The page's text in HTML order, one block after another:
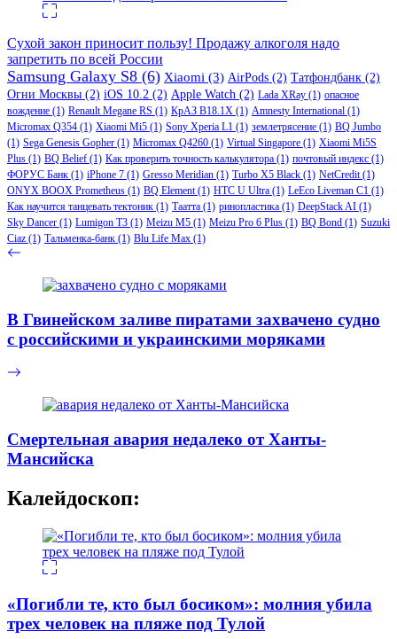
Сухой закон приносит пользу! Продажу алкоголя надо
запретить по всей России
Samsung Galaxy S8 (6) Xiaomi (3) AirPods (2) Татфондбанк (2)
Огни Москвы (2) iOS 10.2 (2) Apple Watch (2) Lada XRay (1) опасное
вождение (1) Renault Megane RS (1) КрАЗ В18.1Х (1) Amnesty International (1)
Micromax Q354 (1) Xiaomi Mi5 (1) Sony Xperia L1 (1) землетрясение (1) BQ Jumbo
(1) Sega Genesis Gopher (1) Micromax Q4260 (1) Virtual Singapore (1) Xiaomi Mi5S
Plus (1) BQ Belief (1) Как проверить точность калькулятора (1) почтовый индекс (1)
ФОРУС Банк (1) iPhone 7 (1) Gresso Meridian (1) Turbo X5 Black (1) NetCredit(1)
ONYX BOOX Prometheus (1) BQ Element(1) HTC U Ultra (1) LeEco Liveman C1 (1)
Как научится танцевать тектоник (1) Таатта (1) ринопластика (1) DeepStack AI (1)
Sky Dancer (1) Lumigon T3 (1) Meizu M5 (1) Meizu Pro 6 Plus (1) BQ Bond (1) Suzuki
Ciaz (1) Тальменка-банк (1) Blu Life Max (1)
В Гвинейском заливе пиратами захвачено судно
с российскими и украинскими моряками
Смертельная авария недалеко от Ханты-
Мансийска
Калейдоскоп:
«Погибли те, кто был босиком»: молния убила
трех человек на пляже под Тулой